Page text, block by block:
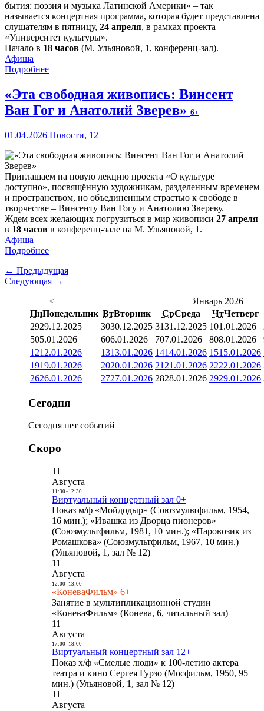
бытия: поэзия и музыка Латинской Америки» – так
называется концертная программа, которая будет представлена
слушателям в пятницу, 24 апреля, в рамках проекта
«Университет культуры».
Начало в 18 часов (М. Ульяновой, 1, конференц-зал).
Афиша
Подробнее
«Эта свободная живопись: Винсент
Ван Гог и Анатолий Зверев» 6+
01.04.2026 Новости, 12+
Приглашаем на новую лекцию проекта «О культуре
доступно», посвящённую художникам, разделенным временем
и пространством, но объединенным страстью к свободе в
творчестве – Винсенту Ван Гогу и Анатолию Звереву.
Ждем всех желающих погрузиться в мир живописи 27 апреля
в 18 часов в конференц-зале на М. Ульяновой, 1.
Афиша
Подробнее
← Предыдущая
Следующая →
<
Январь 2026
ПнПонедельник ВтВторник СрСреда ЧтЧетверг
2929.12.2025 3030.12.2025 3131.12.2025 101.01.2026
505.01.2026 606.01.2026 707.01.2026 808.01.2026
1212.01.2026 1313.01.2026 1414.01.2026 1515.01.2026
1919.01.2026 2020.01.2026 21 21.01.2026 2222.01.2026
2626.01.2026 2727.01.2026 2828.01.2026 2929.01.2026
Сегодня
Сегодня нет событий
Скоро
11
Августа
11:30- 12:30
Виртуальный концертный зал 0+
Показ м/ф «Мойдодыр» (Союзмультфильм, 1954,
16 мин.); «Ивашка из Дворца пионеров»
(Союзмультфильм, 1981, 10 мин.); «Паровозик из
Ромашкова» (Союзмультфильм, 1967, 10 мин.)
(Ульяновой, 1, зал № 12)
11
Августа
12:00- 13:00
«КоневаФильм» 6+
Занятие в мультипликационной студии
«КоневаФильм» (Конева, 6, читальный зал)
11
Августа
17:00- 18:00
Виртуальный концертный зал 12+
Показ х/ф «Смелые люди» к 100-летию актера
театра и кино Сергея Гурзо (Мосфильм, 1950, 95
мин.) (Ульяновой, 1, зал № 12)
11
Августа